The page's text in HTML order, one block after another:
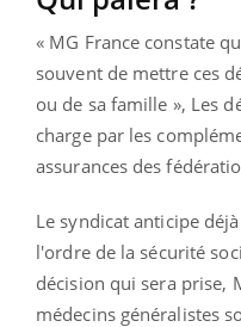
« MG France constate
souvent de mettre ces
ou de sa famille », Les
charge par les
assurances des
Le syndicat anticipe
l'ordre de la sécurité
décision qui sera prise,
médecins généralistes